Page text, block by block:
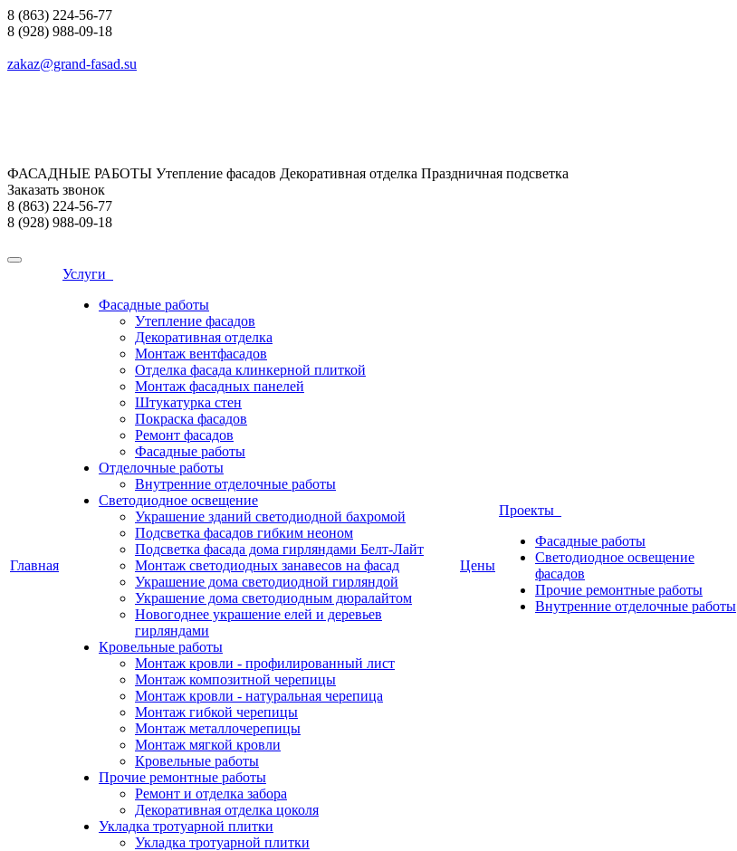
8 (863) 224-56-77
8 (928) 988-09-18
zakaz@grand-fasad.su
ФАСАДНЫЕ РАБОТЫ Утепление фасадов Декоративная отделка Праздничная подсветка
Заказать звонок
8 (863) 224-56-77
8 (928) 988-09-18
Главная
Услуги
Фасадные работы
Утепление фасадов
Декоративная отделка
Монтаж вентфасадов
Отделка фасада клинкерной плиткой
Монтаж фасадных панелей
Штукатурка стен
Покраска фасадов
Ремонт фасадов
Фасадные работы
Отделочные работы
Внутренние отделочные работы
Светодиодное освещение
Украшение зданий светодиодной бахромой
Подсветка фасадов гибким неоном
Подсветка фасада дома гирляндами Белт-Лайт
Монтаж светодиодных занавесов на фасад
Украшение дома светодиодной гирляндой
Украшение дома светодиодным дюралайтом
Новогоднее украшение елей и деревьев
гирляндами
Кровельные работы
Монтаж кровли - профилированный лист
Монтаж композитной черепицы
Монтаж кровли - натуральная черепица
Монтаж гибкой черепицы
Монтаж металлочерепицы
Монтаж мягкой кровли
Кровельные работы
Прочие ремонтные работы
Ремонт и отделка забора
Декоративная отделка цоколя
Укладка тротуарной плитки
Укладка тротуарной плитки
Цены
Проекты
Фасадные работы
Светодиодное освещение
фасадов
Прочие ремонтные работы
Внутренние отделочные работы